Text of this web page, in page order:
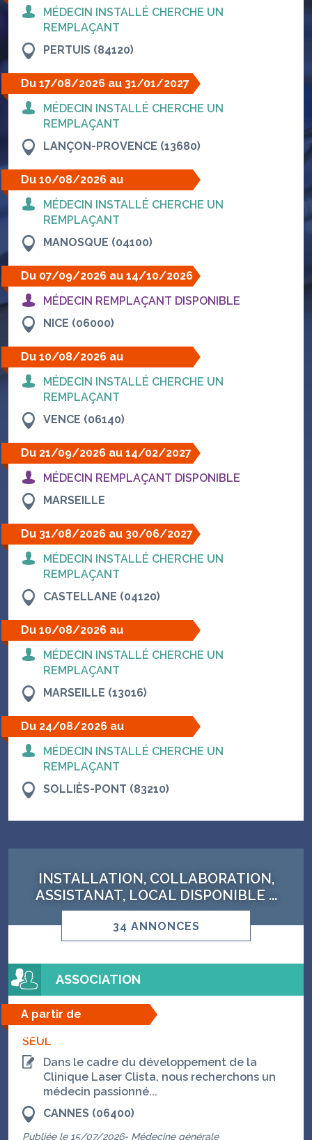
MÉDECIN INSTALLÉ CHERCHE UN
REMPLAÇANT
PERTUIS (84120)
Du 17/08/2026 au 31/01/2027
MÉDECIN INSTALLÉ CHERCHE UN
REMPLAÇANT
LANÇON-PROVENCE (13680)
Du 10/08/2026 au
22/08/2026
MÉDECIN INSTALLÉ CHERCHE UN
REMPLAÇANT
MANOSQUE (04100)
Du 07/09/2026 au 14/10/2026
MÉDECIN REMPLAÇANT DISPONIBLE
NICE (06000)
Du 10/08/2026 au
30/08/2026
MÉDECIN INSTALLÉ CHERCHE UN
REMPLAÇANT
VENCE (06140)
Du 21/09/2026 au 14/02/2027
MÉDECIN REMPLAÇANT DISPONIBLE
MARSEILLE
Du 31/08/2026 au 30/06/2027
MÉDECIN INSTALLÉ CHERCHE UN
REMPLAÇANT
CASTELLANE (04120)
Du 10/08/2026 au
14/08/2026
MÉDECIN INSTALLÉ CHERCHE UN
REMPLAÇANT
MARSEILLE (13016)
Du 24/08/2026 au
29/08/2026
MÉDECIN INSTALLÉ CHERCHE UN
REMPLAÇANT
SOLLIÈS-PONT (83210)
INSTALLATION, COLLABORATION,
ASSISTANAT, LOCAL DISPONIBLE ...
34 ANNONCES
ASSOCIATION
A partir de
07/08/2026
SEUL
Dans le cadre du développement de la
Clinique Laser Clista, nous recherchons un
médecin passionné...
CANNES (06400)
Publiée le 15/07/2026- Médecine générale